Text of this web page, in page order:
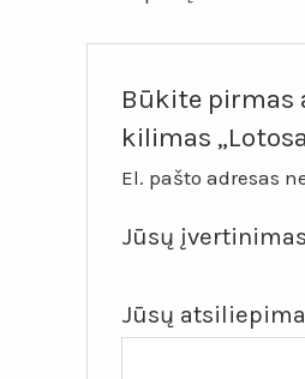
Būkite pirmas
kilimas
El. pašto adresas
Jūsų įvertinimas
Jūsų